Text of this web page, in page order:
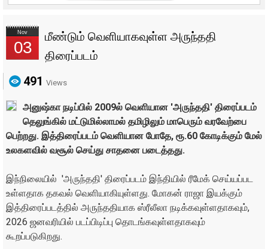
Nov
03
மீண்டும் வெளியாகவுள்ள அருந்ததி
திரைப்படம்
491 Views
அனுஷ்கா நடிப்பில் 2009ல் வெளியான 'அருந்ததி' திரைப்படம்
தெலுங்கில் மட்டுமில்லாமல் தமிழிலும் மாபெரும் வரவேற்பை
பெற்றது. இத்திரைப்படம் வெளியான போதே, ரூ.60 கோடிக்கும் மேல்
உலகளவில் வசூல் செய்து சாதனை படைத்தது.
இந்நிலையில் 'அருந்ததி' திரைப்படம் இந்தியில் ரீமேக் செய்யப்பட
உள்ளதாக தகவல் வெளியாகியுள்ளது. மோகன் ராஜா இயக்கும்
இத்திரைப்படத்தில் அருந்ததியாக ஸ்ரீலீலா நடிக்கவுள்ளதாகவும்,
2026 ஜனவரியில் படப்பிடிப்பு தொடங்கவுள்ளதாகவும்
கூறப்படுகிறது.